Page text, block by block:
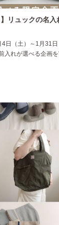
リュックの名
日（土）～1月31日
入れが選べる企画を